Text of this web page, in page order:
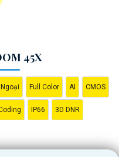
trong mọi hoàn cảnh và từ
45X
Full Color AI CMOS
IP66 3D DNR